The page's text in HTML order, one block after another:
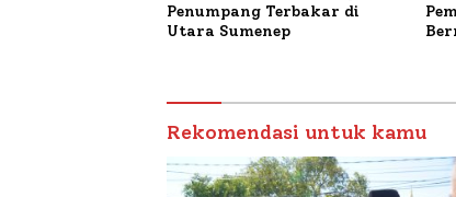
Penumpang Terbakar di
Utara Sumenep
Rekomendasi untuk kamu